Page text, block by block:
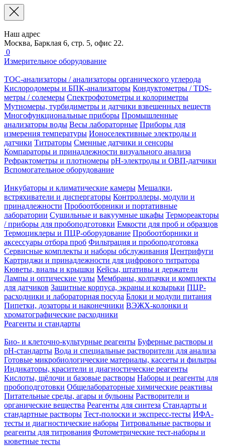
Наш адрес
Москва, Барклая 6, стр. 5, офис 22.
0
Измерительное оборудование
TOC-анализаторы / анализаторы органического углерода
Кислородомеры и БПК-анализаторы Кондуктометры / TDS-
метры / солемеры Спектрофотометры и колориметры
Мутномеры, турбидиметры и датчики взвешенных веществ
Многофункциональные приборы Промышленные
анализаторы воды Весы лабораторные Приборы для
измерения температуры Ионоселективные электроды и
датчики Титраторы Сменные датчики и сенсоры
Компараторы и принадлежности визуального анализа
Рефрактометры и плотномеры pH-электроды и ОВП-датчики
Вспомогательное оборудование
Инкубаторы и климатические камеры Мешалки,
встряхиватели и диспергаторы Контроллеры, модули и
принадлежности Пробоотборники и портативные
лаборатории Сушильные и вакуумные шкафы Термореакторы
/ приборы для пробоподготовки Емкости для проб и образцов
Термоциклеры и ПЦР-оборудование Пробоотборники и
аксессуары отбора проб Фильтрация и пробоподготовка
Сервисные комплекты и наборы обслуживания Центрифуги
Картриджи и принадлежности для цифрового титратора
Кюветы, виалы и крышки Кейсы, штативы и держатели
Лампы и оптические узлы Мембраны, колпачки и комплекты
для датчиков Защитные корпуса, экраны и козырьки ПЦР-
расходники и лабораторная посуда Блоки и модули питания
Пипетки, дозаторы и наконечники ВЭЖХ-колонки и
хроматографические расходники
Реагенты и стандарты
Био- и клеточно-культурные реагенты Буферные растворы и
pH-стандарты Вода и специальные растворители для анализа
Готовые микробиологические материалы, кассеты и фильтры
Индикаторы, красители и диагностические реагенты
Кислоты, щёлочи и базовые растворы Наборы и реагенты для
пробоподготовки Общелабораторные химические реактивы
Питательные среды, агары и бульоны Растворители и
органические вещества Реагенты для синтеза Стандарты и
стандартные растворы Тест-полоски и экспресс-тесты ИФА-
тесты и диагностические наборы Титровальные растворы и
реагенты для титрования Фотометрические тест-наборы и
кюветные тесты